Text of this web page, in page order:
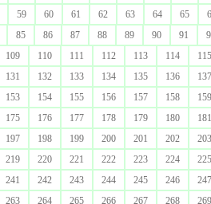
59 60 61 62 63 64 65
85 86 87 88 89 90 91
109 110 111 112 113 114
115
131 132 133 134 135 136
137
153 154 155 156 157 158
159
175 176 177 178 179 180
181
197 198 199 200 201 202
203
219 220 221 222 223 224
225
241 242 243 244 245 246
247
263 264 265 266 267 268
269